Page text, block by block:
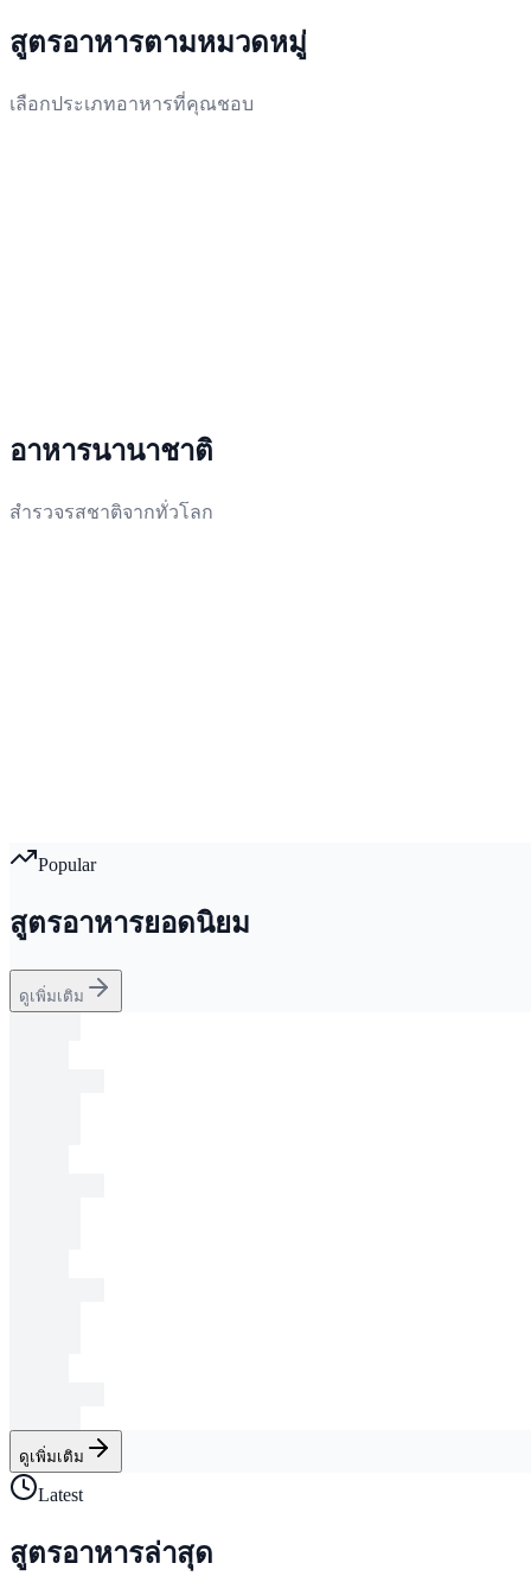
สูตรอาหารตามหมวดหมู่
เลือกประเภทอาหารที่คุณชอบ
อาหารนานาชาติ
สำรวจรสชาติจากทั่วโลก
Popular
สูตรอาหารยอดนิยม
ดูเพิ่มเติม
ดูเพิ่มเติม
Latest
สูตรอาหารล่าสุด